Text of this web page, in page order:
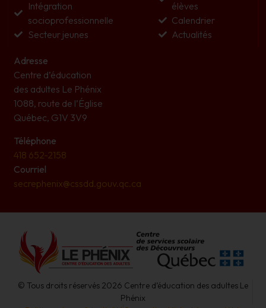
Intégration
socioprofessionnelle
Secteur jeunes
élèves
Calendrier
Actualités
Adresse
Centre d’éducation
des adultes Le Phénix
1088, route de l’Église
Québec, G1V 3V9
Téléphone
418 652-2158
Courriel
secrephenix@cssdd.gouv.qc.ca
© Tous droits réservés 2026 Centre d’éducation des adultes Le
Phénix